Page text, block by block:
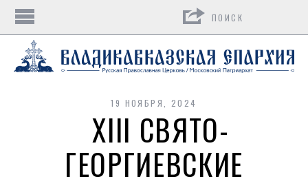
19 НОЯБРЯ, 2024
XIII СВЯТО-
ГЕОРГИЕВСКИЕ